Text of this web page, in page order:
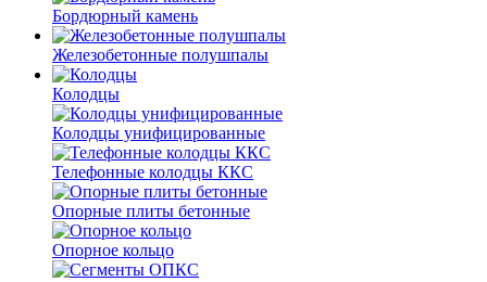
Бордюрный камень
Железобетонные полушпалы
Колодцы
Колодцы унифицированные
Телефонные колодцы ККС
Опорные плиты бетонные
Опорное кольцо